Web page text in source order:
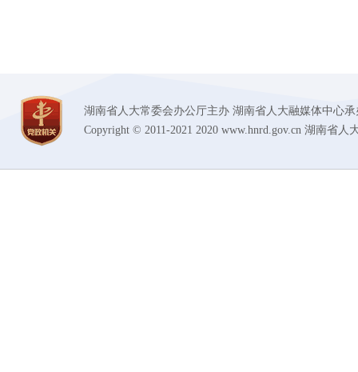
湖南省人大常委会办公厅主办 湖南省人大融媒体中心
Copyright © 2011-2021 2020 www.hnrd.gov.cn 湖南省